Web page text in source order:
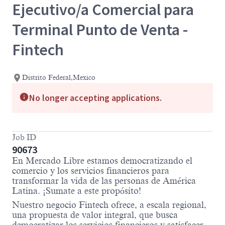
Ejecutivo/a Comercial para
Terminal Punto de Venta -
Fintech
Distrito Federal,Mexico
No longer accepting applications.
Job ID
90673
En Mercado Libre estamos democratizando el
comercio y los servicios financieros para
transformar la vida de las personas de América
Latina. ¡Sumate a este propósito!
Nuestro negocio Fintech ofrece, a escala regional,
una propuesta de valor integral, que busca